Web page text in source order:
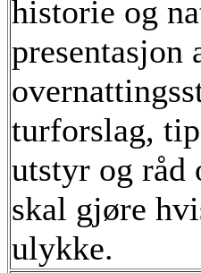
historie og
presentasjon
turforslag,
utstyr og råd
skal gjøre
ulykke.